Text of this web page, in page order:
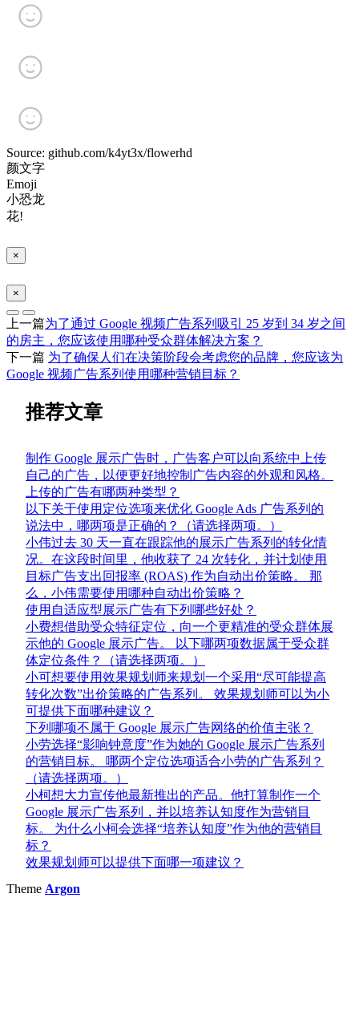
Source: github.com/k4yt3x/flowerhd
颜文字
Emoji
小恐龙
花!
×
×
上一篇为了通过 Google 视频广告系列吸引 25 岁到 34 岁之间
的房主，您应该使用哪种受众群体解决方案？
下一篇 为了确保人们在决策阶段会考虑您的品牌，您应该为
Google 视频广告系列使用哪种营销目标？
推荐文章
制作 Google 展示广告时，广告客户可以向系统中上传
自己的广告，以便更好地控制广告内容的外观和风格。
上传的广告有哪两种类型？
以下关于使用定位选项来优化 Google Ads 广告系列的
说法中，哪两项是正确的？（请选择两项。）
小伟过去 30 天一直在跟踪他的展示广告系列的转化情
况。在这段时间里，他收获了 24 次转化，并计划使用
目标广告支出回报率 (ROAS) 作为自动出价策略。 那
么，小伟需要使用哪种自动出价策略？
使用自适应型展示广告有下列哪些好处？
小费想借助受众特征定位，向一个更精准的受众群体展
示他的 Google 展示广告。 以下哪两项数据属于受众群
体定位条件？（请选择两项。）
小可想要使用效果规划师来规划一个采用“尽可能提高
转化次数”出价策略的广告系列。 效果规划师可以为小
可提供下面哪种建议？
下列哪项不属于 Google 展示广告网络的价值主张？
小劳选择“影响钟意度”作为她的 Google 展示广告系列
的营销目标。 哪两个定位选项适合小劳的广告系列？
（请选择两项。）
小柯想大力宣传他最新推出的产品。他打算制作一个
Google 展示广告系列，并以培养认知度作为营销目
标。 为什么小柯会选择“培养认知度”作为他的营销目
标？
效果规划师可以提供下面哪一项建议？
Theme Argon